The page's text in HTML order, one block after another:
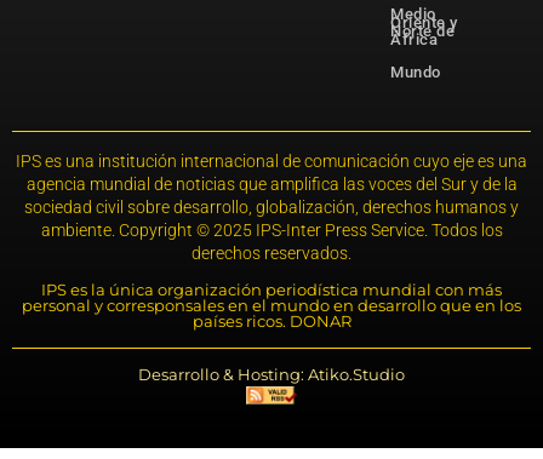
Medio
Oriente y
Norte de
África
Mundo
IPS es una institución internacional de comunicación cuyo eje es una
agencia mundial de noticias que amplifica las voces del Sur y de la
sociedad civil sobre desarrollo, globalización, derechos humanos y
ambiente. Copyright © 2025 IPS-Inter Press Service. Todos los
derechos reservados.
IPS es la única organización periodística mundial con más
personal y corresponsales en el mundo en desarrollo que en los
países ricos. DONAR
Desarrollo & Hosting: Atiko.Studio